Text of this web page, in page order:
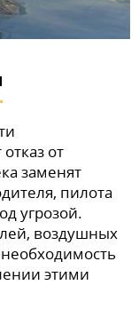
от
заменят
пилота
угрозой.
воздушных
этими